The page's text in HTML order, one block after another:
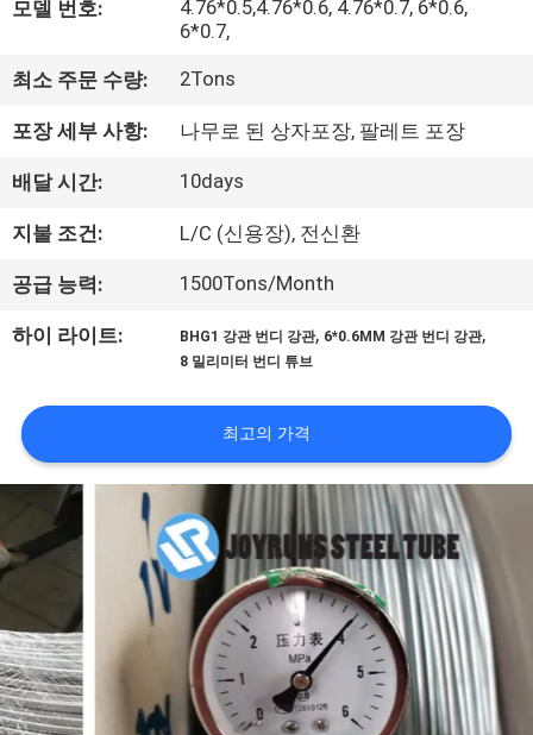
여
공
장
여
행
품
질
관
리
연
락
주
모델 번호:
4.76*0.5,4.76*0.6, 4.76*0.7, 6*0.6,
6*0.7,
최소 주문 수량: 2Tons
포장 세부 사항: 나무로 된 상자포장, 팔레트 포장
배달 시간: 10days
지불 조건: L/C (신용장), 전신환
공급 능력: 1500Tons/Month
하이 라이트: BHG1 강관 번디 강관, 6*0.6MM 강관 번디 강관,
8 밀리미터 번디 튜브
최고의 가격